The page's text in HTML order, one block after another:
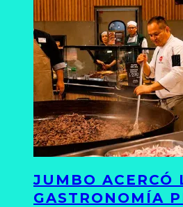
JUMBO ACERCÓ
GASTRONOMÍA